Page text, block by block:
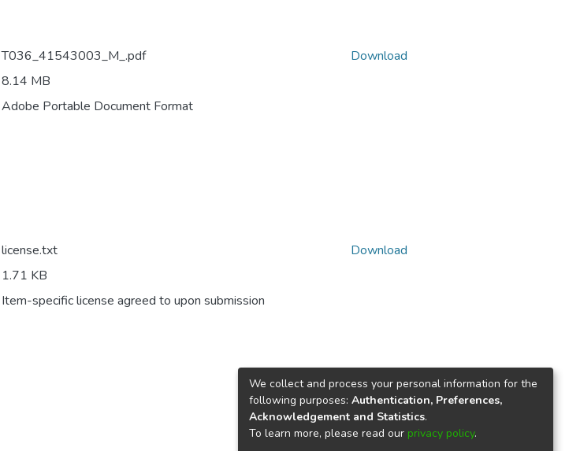
T036_41543003_M_.pdf
8.14 MB
Adobe Portable Document Format
Download
license.txt
1.71 KB
Item-specific license agreed to upon submission
Download
We collect and process your personal information for the
following purposes: Authentication, Preferences,
Acknowledgement and Statistics.
To learn more, please read our privacy policy.